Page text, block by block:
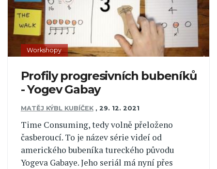
Workshopy
Profily progresivních bubeníků
- Yogev Gabay
MATĚJ KÝBL KUBÍČEK , 29. 12. 2021
Time Consuming, tedy volně přeloženo
časberoucí. To je název série videí od
amerického bubeníka tureckého původu
Yogeva Gabaye. Jeho seriál má nyní přes